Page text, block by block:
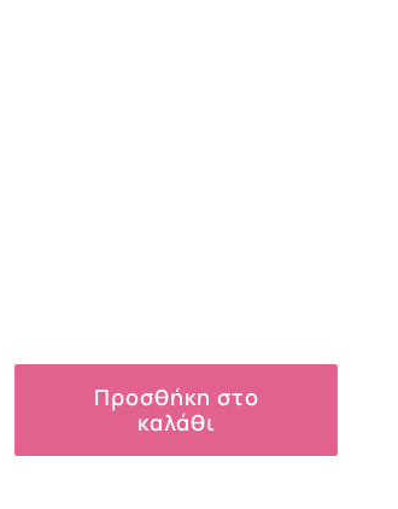
Προσθήκη στο
καλάθι